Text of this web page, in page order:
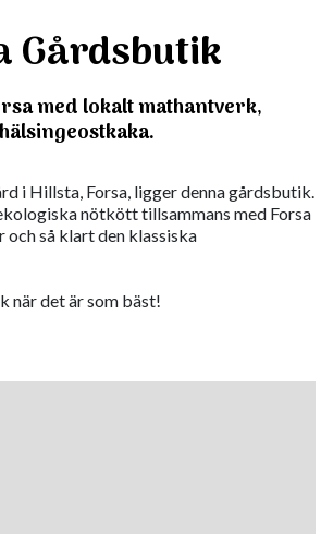
Gårdsbutik
med lokalt mathantverk,
i Hillsta, Forsa, ligger denna gårdsbutik.
nötkött tillsammans med Forsa
och så klart den klassiska
när det är som bäst!